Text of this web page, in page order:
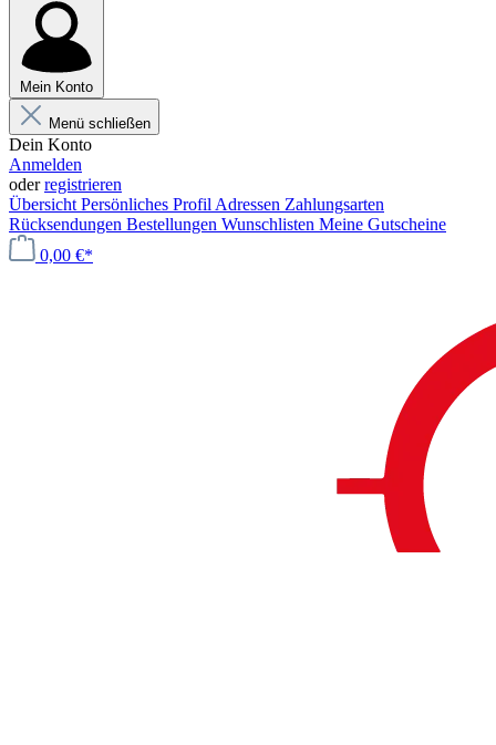
Mein Konto
Menü schließen
Dein Konto
Anmelden
oderregistrieren
Übersicht Persönliches Profil Adressen Zahlungsarten
Rücksendungen Bestellungen Wunschlisten Meine Gutscheine
0,00 €*